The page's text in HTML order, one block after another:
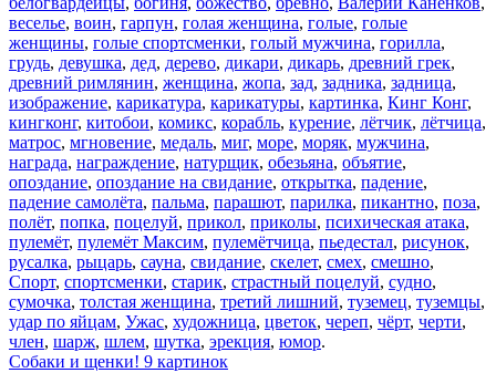
веселье, воин, гарпун, голая женщина, голые, голые
женщины, голые спортсменки, голый мужчина, горилла,
грудь, девушка, дед, дерево, дикари, дикарь, древний грек,
древний римлянин, женщина, жопа, зад, задника, задница,
изображение, карикатура, карикатуры, картинка, Кинг Конг,
кингконг, китобои, комикс, корабль, курение, лётчик, лётчица,
матрос, мгновение, медаль, миг, море, моряк, мужчина,
награда, награждение, натурщик, обезьяна, объятие,
опоздание, опоздание на свидание, открытка, падение,
падение самолёта, пальма, парашют, парилка, пикантно, поза,
полёт, попка, поцелуй, прикол, приколы, психическая атака,
пулемёт, пулемёт Максим, пулемётчица, пьедестал, рисунок,
русалка, рыцарь, сауна, свидание, скелет, смех, смешно,
Спорт, спортсменки, старик, страстный поцелуй, судно,
сумочка, толстая женщина, третий лишний, туземец, туземцы,
удар по яйцам, Ужас, художница, цветок, череп, чёрт, черти,
член, шарж, шлем, шутка, эрекция, юмор.
Собаки и щенки! 9 картинок